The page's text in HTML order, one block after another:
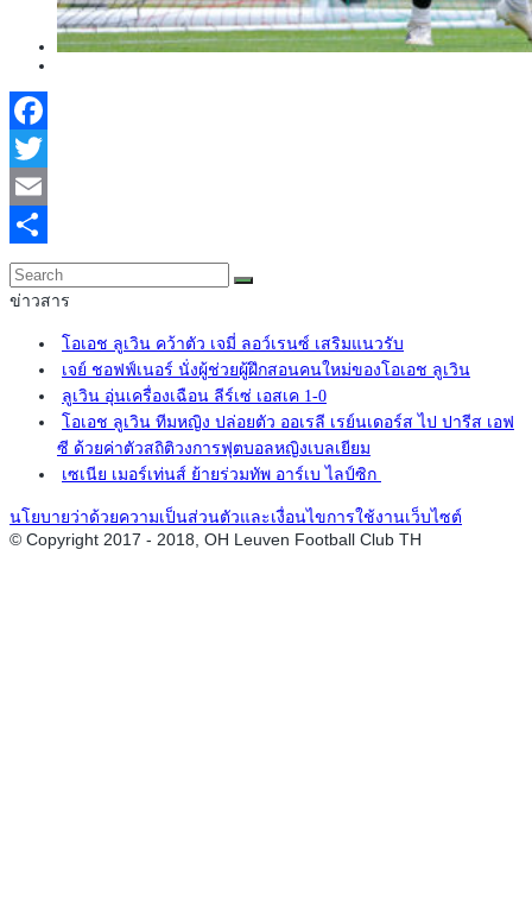
Facebook
Twitter
Email
Share
ข่าวสาร
โอเอช ลูเวิน คว้าตัว เจมี่ ลอว์เรนซ์ เสริมแนวรับ
เจย์ ชอฟฟ์เนอร์ นั่งผู้ช่วยผู้ฝึกสอนคนใหม่ของโอเอช ลูเวิน
ลูเวิน อุ่นเครื่องเฉือน ลีร์เซ่ เอสเค 1-0
โอเอช ลูเวิน ทีมหญิง ปล่อยตัว ออเรลี เรย์นเดอร์ส ไป ปารีส เอฟ
ซี ด้วยค่าตัวสถิติวงการฟุตบอลหญิงเบลเยียม
เซเนีย เมอร์เท่นส์ ย้ายร่วมทัพ อาร์เบ ไลป์ซิก
นโยบายว่าด้วยความเป็นส่วนตัวและเงื่อนไขการใช้งานเว็บไซต์
© Copyright 2017 - 2018, OH Leuven Football Club TH